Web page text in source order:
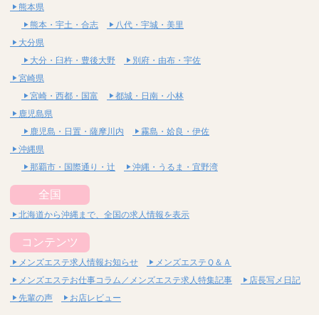
熊本県
熊本・宇土・合志
八代・宇城・美里
大分県
大分・臼杵・豊後大野
別府・由布・宇佐
宮崎県
宮崎・西都・国富
都城・日南・小林
鹿児島県
鹿児島・日置・薩摩川内
霧島・姶良・伊佐
沖縄県
那覇市・国際通り・辻
沖縄・うるま・宜野湾
全国
北海道から沖縄まで、全国の求人情報を表示
コンテンツ
メンズエステ求人情報お知らせ
メンズエステＱ＆Ａ
メンズエステお仕事コラム／メンズエステ求人特集記事
店長写メ日記
先輩の声
お店レビュー